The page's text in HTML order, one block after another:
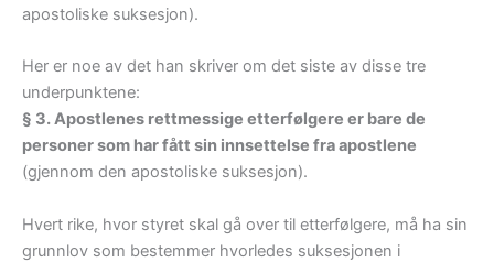
apostoliske suksesjon).
Her er noe av det han skriver om det siste av disse tre
underpunktene:
§ 3. Apostlenes rettmessige etterfølgere er bare de
personer som har fått sin innsettelse fra apostlene
(gjennom den apostoliske suksesjon).
Hvert rike, hvor styret skal gå over til etterfølgere, må ha sin
grunnlov som bestemmer hvorledes suksesjonen i